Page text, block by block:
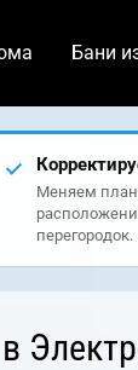
Бани
Меняем
перегородок.